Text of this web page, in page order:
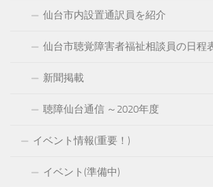
仙台市内設置通訳員を紹介
仙台市聴覚障害者福祉相談員の日程
新聞掲載
聴障仙台通信 ～2020年度
イベント情報(重要！)
イベント(準備中)